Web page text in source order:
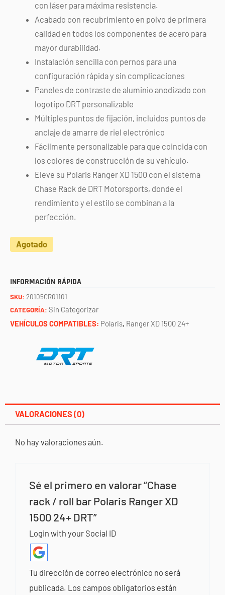
con láser para máxima resistencia.
Acabado con recubrimiento en polvo de primera
calidad en todos los componentes de acero para
mayor durabilidad.
Instalación sencilla con pernos para una
configuración rápida y sin complicaciones
Paneles de contraste de aluminio anodizado con
logotipo DRT personalizable
Múltiples puntos de fijación, incluidos puntos de
anclaje de amarre de riel electrónico
Fácilmente personalizable para que coincida con
los colores de construcción de su vehículo.
Eleve su Polaris Ranger XD 1500 con el sistema
Chase Rack de DRT Motorsports, donde el
rendimiento y el estilo se combinan a la
perfección.
Agotado
INFORMACIÓN RÁPIDA
SKU: 20105CR01101
CATEGORÍA: Sin Categorizar
VEHÍCULOS COMPATIBLES: Polaris, Ranger XD 1500 24+
VALORACIONES (0)
No hay valoraciones aún.
Sé el primero en valorar “Chase
rack / roll bar Polaris Ranger XD
1500 24+ DRT”
Login with your Social ID
Tu dirección de correo electrónico no será
publicada. Los campos obligatorios están